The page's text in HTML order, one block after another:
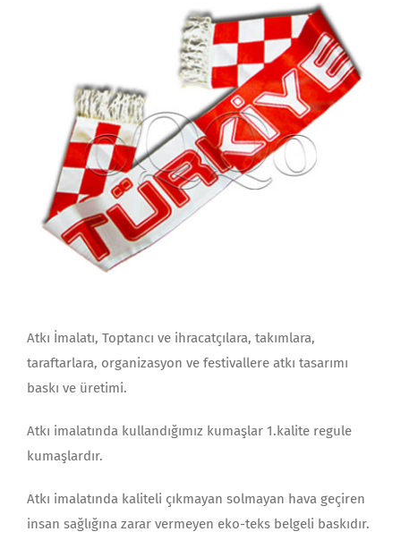
Atkı İmalatı, Toptancı ve ihracatçılara, takımlara,
taraftarlara, organizasyon ve festivallere atkı tasarımı
baskı ve üretimi.
Atkı imalatında kullandığımız kumaşlar 1.kalite regule
kumaşlardır.
Atkı imalatında kaliteli çıkmayan solmayan hava geçiren
insan sağlığına zarar vermeyen eko-teks belgeli baskıdır.